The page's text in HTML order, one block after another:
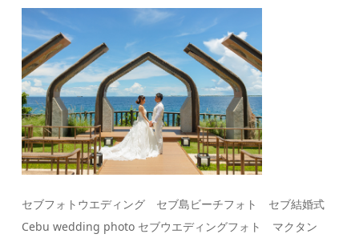
セブフォトウエディング セブ島ビーチフォト セブ結婚式
Cebu wedding photo セブウエディングフォト マクタン